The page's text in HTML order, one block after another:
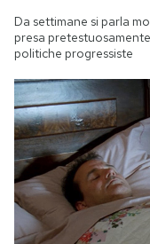
Da settimane si parla
presa
politiche progressiste